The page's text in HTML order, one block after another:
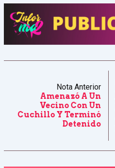
Nota Anterior
Amenazó A Un
Vecino Con Un
Cuchillo Y Terminó
Detenido